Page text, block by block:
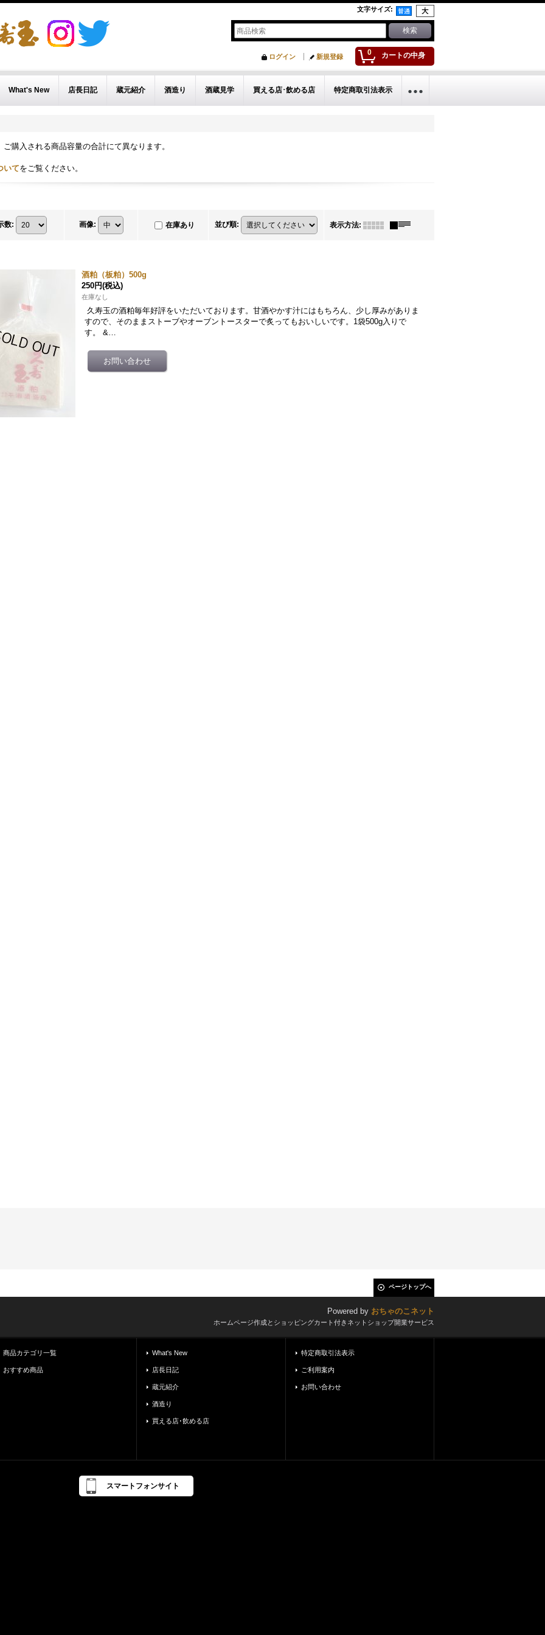
文字サイズ:
0 カートの中身
ログイン 新規登録
What's New 店長日記 蔵元紹介 酒造り 酒蔵見学 買える店･飲める店 特定商取引法表示
ご購入される商品容量の合計にて異なります。
いてをご覧ください。
数: 画像: 在庫あり 並び順: 表示方法:
酒粕（板粕）500g
250円(税込)
在庫なし
久寿玉の酒粕毎年好評をいただいております。甘酒やかす汁にはもちろん、少し厚みがありま
すので、そのままストーブやオーブントースターで炙ってもおいしいです。1袋500g入りで
す。 &…
ページトップへ
Powered by おちゃのこネット
ホームページ作成とショッピングカート付きネットショップ開業サービス
商品カテゴリ一覧
おすすめ商品
What's New
店長日記
蔵元紹介
酒造り
買える店･飲める店
特定商取引法表示
ご利用案内
お問い合わせ
スマートフォンサイト